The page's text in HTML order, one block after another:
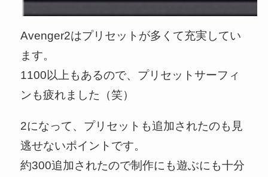
Avenger2はプリセットが多くて充実してい
ます。
1100以上もあるので、プリセットサーフィ
ンも疲れました（笑）
2になって、プリセットも追加されたのも見
逃せないポイントです。
約300追加されたので制作にも遊ぶにも十分